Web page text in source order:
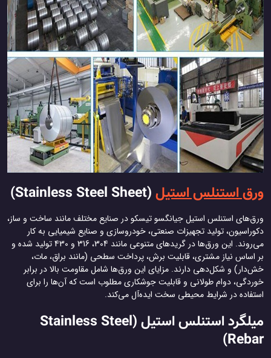
ورق استنلس استیل(Stainless Steel Sheet)
ورق‌های استنلس استیل جیانگسو تیسکو در صنایع مختلف مانند ساخت و ساز،
دکوراسیون، تولید تجهیزات صنعتی، خودروسازی و صنایع شیمیایی به کار
می‌روند. این ورق‌ها در گریدهای متنوعی مانند 304، 316 و 430 تولید شده و
بر اساس نیاز مشتری، قابلیت برش، پرداخت سطحی (مانند براق، مات،
خش‌دار) و شکل‌دهی دارند. مزایای این ورق‌ها شامل مقاومت بالا در برابر
خوردگی، دوام طولانی و قابلیت جوشکاری مطلوب است که آن‌ها را برای
استفاده در شرایط محیطی سخت ایده‌آل می‌کند.
میلگرد استنلس استیل (Stainless Steel
Rebar)